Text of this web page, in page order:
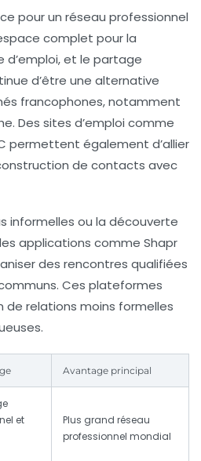
pour un réseau professionnel
complet pour la
d’emploi, et le partage
d’être une alternative
francophones, notamment
Des sites d’emploi comme
permettent également d’allier
de contacts avec
informelles ou la découverte
applications comme Shapr
des rencontres qualifiées
Ces plateformes
relations moins formelles
Avantage principal
et
Plus grand réseau
professionnel mondial